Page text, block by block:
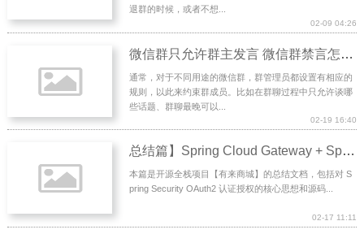
退群的时候，或者不想...
02-09 04:26
微信群只允许群主发言 微信群禁言怎么设置
通常，对于不同用途的微信群，群管理员都设置有相应的
规则，以此来约束群成员。比如在群聊过程中只允许谈哪
些话题、群聊最晚可以...
02-19 16:40
总结篇】Spring Cloud Gateway + Spring Security OAuth2
本篇是开源全栈项目【有来商城】的总结文档，包括对 S
pring Security OAuth2 认证授权的核心思想和源码...
02-17 11:11